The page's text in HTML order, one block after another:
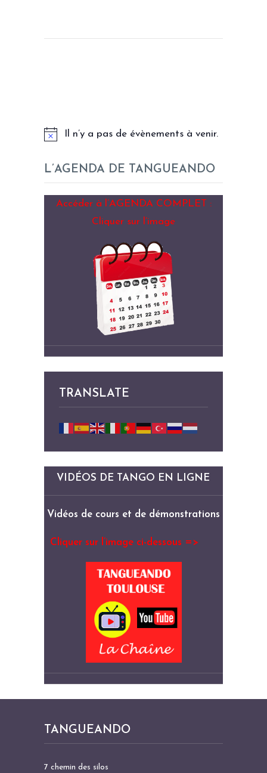
Il n’y a pas de évènements à venir.
L’AGENDA DE TANGUEANDO
Accéder à l’AGENDA COMPLET :
Cliquer sur l’image
TRANSLATE
VIDÉOS DE TANGO EN LIGNE
Vidéos de cours et de démonstrations
Cliquer sur l’image ci-dessous =>
TANGUEANDO
7 chemin des silos